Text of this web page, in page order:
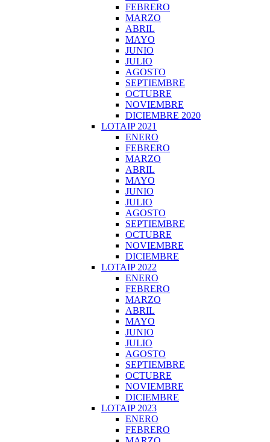
FEBRERO
MARZO
ABRIL
MAYO
JUNIO
JULIO
AGOSTO
SEPTIEMBRE
OCTUBRE
NOVIEMBRE
DICIEMBRE 2020
LOTAIP 2021
ENERO
FEBRERO
MARZO
ABRIL
MAYO
JUNIO
JULIO
AGOSTO
SEPTIEMBRE
OCTUBRE
NOVIEMBRE
DICIEMBRE
LOTAIP 2022
ENERO
FEBRERO
MARZO
ABRIL
MAYO
JUNIO
JULIO
AGOSTO
SEPTIEMBRE
OCTUBRE
NOVIEMBRE
DICIEMBRE
LOTAIP 2023
ENERO
FEBRERO